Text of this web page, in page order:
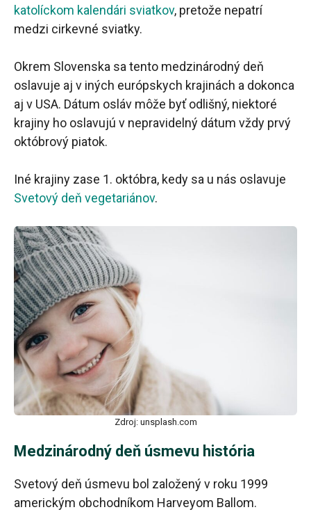
katolíckom kalendári sviatkov, pretože nepatrí
medzi cirkevné sviatky.
Okrem Slovenska sa tento medzinárodný deň
oslavuje aj v iných európskych krajinách a dokonca
aj v USA. Dátum osláv môže byť odlišný, niektoré
krajiny ho oslavujú v nepravidelný dátum vždy prvý
októbrový piatok.
Iné krajiny zase 1. októbra, kedy sa u nás oslavuje
Svetový deň vegetariánov.
Zdroj: unsplash.com
Medzinárodný deň úsmevu história
Svetový deň úsmevu bol založený v roku 1999
americkým obchodníkom Harveyom Ballom.